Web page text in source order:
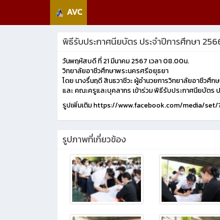
AVC
พิธีรับประกาศนียบัตร ประจำปีการศึกษา
วันพฤหัสบดี ที่ 21 มีนาคม 2567 เวลา 08.00น.
วิทยาลัยอาชีวศึกษาพระนครศรีอยุธยา
โดย นางรื่นฤดี สินธวาชีวะ ผู้อำนวยการวิทยาลัยอาชีวศึ
และ คณะครูและบุคลากร เข้าร่วม พิธีรับประกาศนียบัต
รูปเพิ่มเติม https://www.facebook.com/media/set/
รูปภาพที่เกี่ยวข้อง